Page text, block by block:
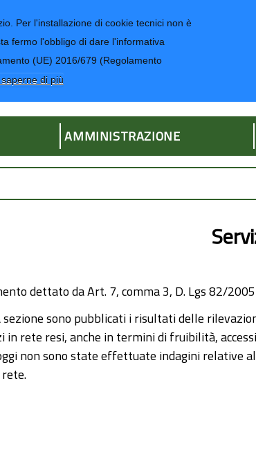
Per l'installazione di cookie tecnici non è
fermo l'obbligo di dare l'informativa
(UE) 2016/679 (Regolamento
di più
AMMINISTRAZIONE
dettato da Art. 7, comma 3, D. Lgs 82/
sezione sono pubblicati i risultati delle
in rete resi, anche in termini di fruibilità,
non sono state effettuate indagini relative